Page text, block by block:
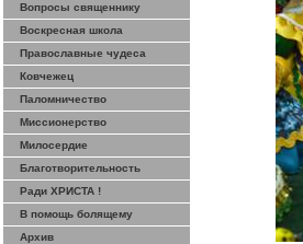
Вопросы священнику
Воскресная школа
Православные чудеса
Ковчежец
Паломничество
Миссионерство
Милосердие
Благотворительность
Ради ХРИСТА !
В помощь болящему
Архив